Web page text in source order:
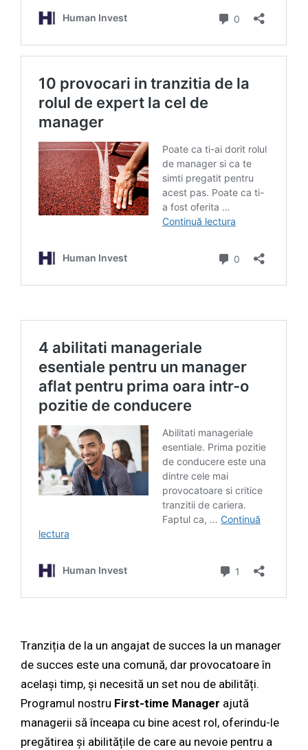
Tranziția de la un angajat de succes la un manager
de succes este una comună, dar provocatoare în
același timp, și necesită un set nou de abilități.
Programul nostru First-time Manager ajută
managerii să înceapa cu bine acest rol, oferindu-le
pregătirea și abilitățile de care au nevoie pentru a